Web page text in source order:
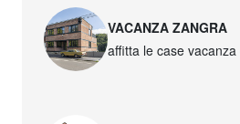
VACANZA ZANGRA
affitta le case